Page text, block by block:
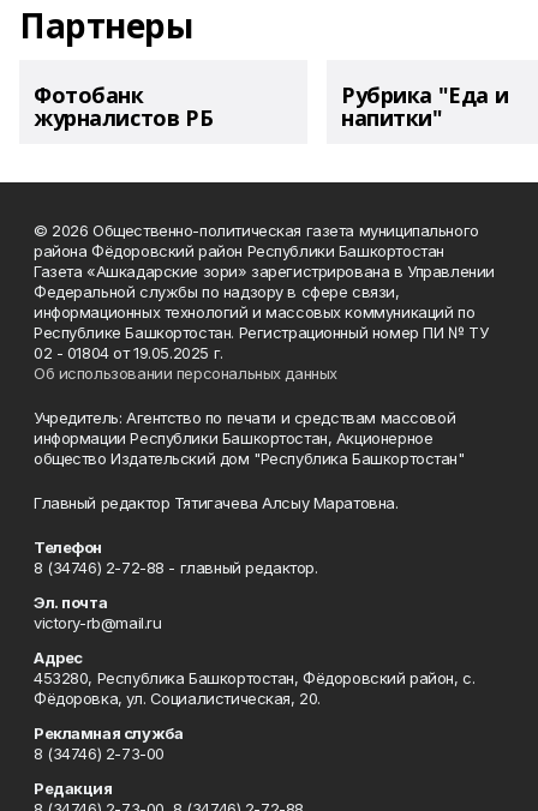
Партнеры
Фотобанк
журналистов РБ
Рубрика "Еда и
напитки"
© 2026 Общественно-политическая газета муниципального
района Фёдоровский район Республики Башкортостан
Газета «Ашкадарские зори» зарегистрирована в Управлении
Федеральной службы по надзору в сфере связи,
информационных технологий и массовых коммуникаций по
Республике Башкортостан. Регистрационный номер ПИ № ТУ
02 - 01804 от 19.05.2025 г.
Об использовании персональных данных
Учредитель: Агентство по печати и средствам массовой
информации Республики Башкортостан, Акционерное
общество Издательский дом "Республика Башкортостан"
Главный редактор Тятигачева Алсыу Маратовна.
Телефон
8 (34746) 2-72-88 - главный редактор.
Эл. почта
victory-rb@mail.ru
Адрес
453280, Республика Башкортостан, Фёдоровский район, с.
Фёдоровка, ул. Социалистическая, 20.
Рекламная служба
8 (34746) 2-73-00
Редакция